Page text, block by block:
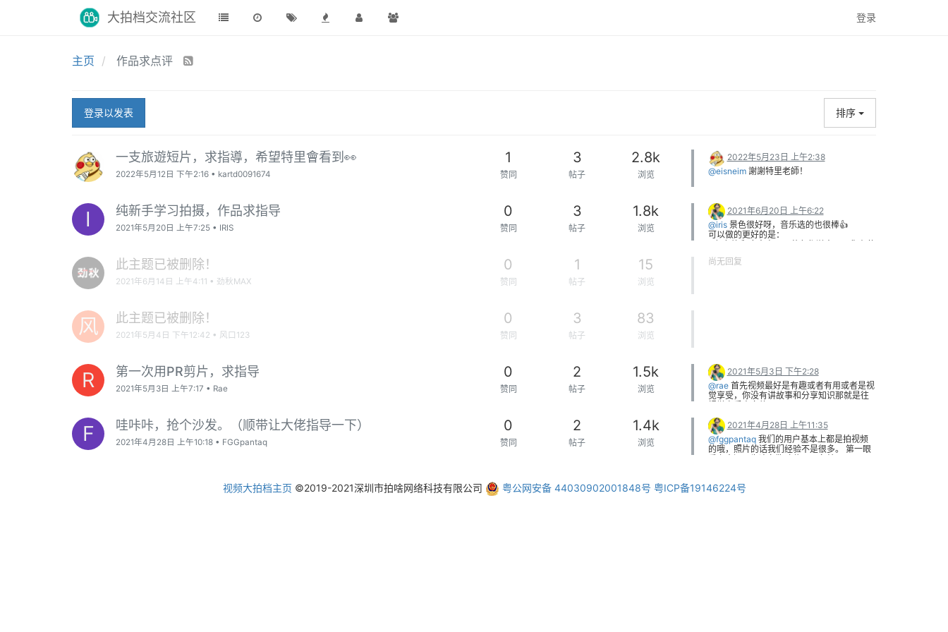
大拍档交流社区 登录
主页 作品求点评
登录以发表 排序
一支旅遊短片，求指導，希望特里會看到👀
2022年5月12日 下午2:16 • kartd0091674
1
赞同
3
帖子
2.8k
浏览
2022年5月23日 上午2:38
@eisneim謝謝特里老師！
I 纯新手学习拍摄，作品求指导
2021年5月20日 上午7:25 • IRIS
0
赞同
3
帖子
1.8k
浏览
2021年6月20日 上午6:22
@iris景色很好呀，音乐选的也很棒👍
可以做的更好的是：
用LUT的时候可以把强度降低一点； 2 无人
机画面加速之后，调整角度的片段就别用
此主题已被删除！
2021年6月14日 上午4:11 • 劲秋MAX
0
赞同
1
帖子
15
浏览
尚无回复
风 此主题已被删除！
2021年5月4日 下午12:42 • 风口123
0
赞同
3
帖子
83
浏览
R 第一次用PR剪片，求指导
2021年5月3日 上午7:17 • Rae
0
赞同
2
帖子
1.5k
浏览
2021年5月3日 下午2:28
@rae首先视频最好是有趣或者有用或者是视
觉享受，你没有讲故事和分享知识那就是往
建议在拍摄的时候，都考虑一下画面内容，
以及内容的构图。多想想什么是好看的，什
么是有美感的画面。 建议可以借鉴一下屏幕
摄影，平面照片。
我给你截几张图看看，你这个构图和画面就
971620051872_.pic_hd.jpg
F 哇咔咔，抢个沙发。（顺带让大佬指导一下）
2021年4月28日 上午10:18 • FGGpantaq
0
赞同
2
帖子
1.4k
浏览
2021年4月28日 上午11:35
@fggpantaq我们的用户基本上都是拍视频
的哦，照片的话我们经验不是很多。 第一眼
视频大拍档主页 ©2019-2021深圳市拍啥网络科技有限公司 粤公网安备 44030902001848号 粤ICP备19146224号